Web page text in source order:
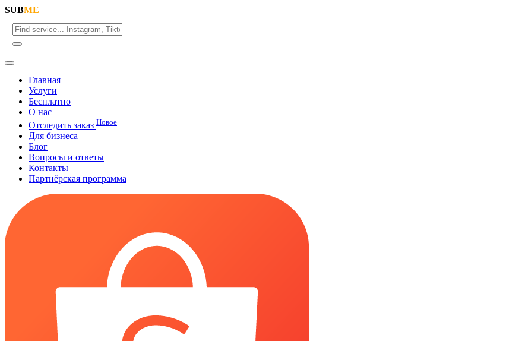
SUBME
Главная
Услуги
Бесплатно
О нас
Отследить заказ Новое
Для бизнеса
Блог
Вопросы и ответы
Контакты
Партнёрская программа